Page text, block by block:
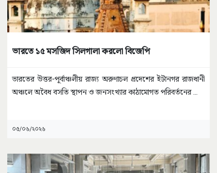
ভারতে ১৫ মসজিদ সিলগালা করলো বিজেপি
ভারতের উত্তর-পূর্বাঞ্চলীয় রাজ্য অরুণাচল প্রদেশের ইটানগর রাজধানী
অঞ্চলে অবৈধ বসতি স্থাপন ও জনসংখ্যার কাঠামোগত পরিবর্তনের ...
০৫/০৬/২০২৬